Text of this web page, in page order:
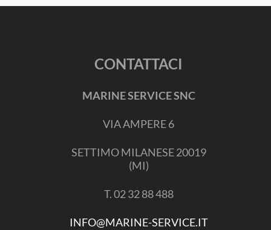
CONTATTACI
MARINE SERVICE SNC
VIA AMPERE 6
SETTIMO MILANESE 20019
(MI)
T. 02 32 88 488
INFO@MARINE-SERVICE.IT